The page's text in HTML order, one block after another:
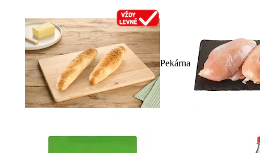
Pekárna